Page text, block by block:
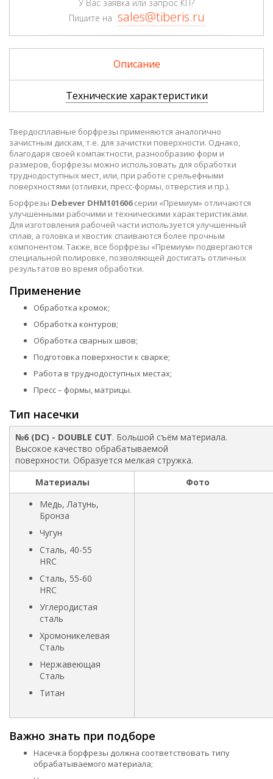
У Вас заявка или запрос КП?
Пишите на sales@tiberis.ru
Описание
Технические характеристики
Твердосплавные борфрезы применяются аналогично
зачистным дискам, т.е. для зачистки поверхности. Однако,
благодаря своей компактности, разнообразию форм и
размеров, борфрезы можно использовать для обработки
труднодоступных мест, или, при работе с рельефными
поверхностями (отливки, пресс-формы, отверстия и пр.).
Борфрезы Debever DHM101606серии «Премиум» отличаются
улучшенными рабочими и техническими характеристиками.
Для изготовления рабочей части используется улучшенный
сплав, а головка и хвостик спаиваются более прочным
компонентом. Также, все борфрезы «Премиум» подвергаются
специальной полировке, позволяющей достигать отличных
результатов во время обработки.
Применение
Обработка кромок;
Обработка контуров;
Обработка сварных швов;
Подготовка поверхности к сварке;
Работа в труднодоступных местах;
Пресс – формы, матрицы.
Тип насечки
№6 (DC) - DOUBLE CUT. Большой съём материала.
Высокое качество обрабатываемой
поверхности. Образуется мелкая стружка.
Материалы
Фото
Медь, Латунь,
Бронза
Чугун
Сталь, 40-55
HRC
Сталь, 55-60
HRC
Углеродистая
сталь
Хромоникелевая
Сталь
Нержавеющая
Сталь
Титан
Важно знать при подборе
Насечка борфрезы должна соответствовать типу
обрабатываемого материала;